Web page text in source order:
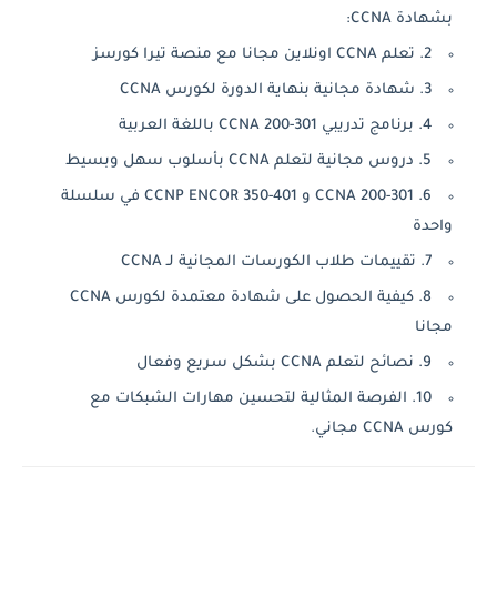
بشهادة CCNA:
2. تعلم CCNA اونلاين مجانا مع منصة تيرا كورسز
3. شهادة مجانية بنهاية الدورة لكورس CCNA
4. برنامج تدريبي CCNA 200-301 باللغة العربية
5. دروس مجانية لتعلم CCNA بأسلوب سهل وبسيط
6. CCNA 200-301 و CCNP ENCOR 350-401 في سلسلة
واحدة
7. تقييمات طلاب الكورسات المجانية لـ CCNA
8. كيفية الحصول على شهادة معتمدة لكورس CCNA
مجانا
9. نصائح لتعلم CCNA بشكل سريع وفعال
10. الفرصة المثالية لتحسين مهارات الشبكات مع
كورس CCNA مجاني.